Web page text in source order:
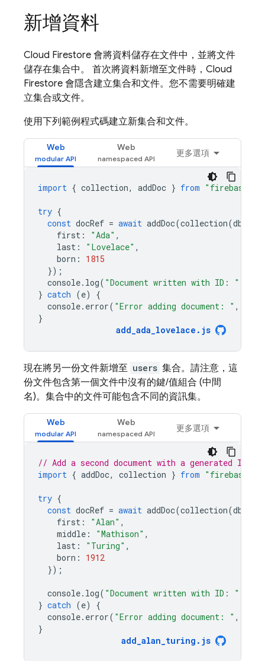
新增資料
Cloud Firestore 會將資料儲存在文件中，並將文件
儲存在集合中。 首次將資料新增至文件時， Cloud
Firestore 會隱含建立集合和文件。您不需要明確建
立集合或文件。
使用下列範例程式碼建立新集合和文件。
Web Web
更多選項
import { collection, addDoc } from "firebase/
try {
const docRef = await addDoc(collection(db
first : "Ada" ,
last : "Lovelace" ,
born :
1815
});
console. log( "Document written with ID: "
} catch (e)
{
console. error( "Error adding document: " ,
}
add_ada_lovelace . js
現在將另一份文件新增至 users 集合。請注意，這
份文件包含第一個文件中沒有的鍵/值組合 (中間
名)。集合中的文件可能包含不同的資訊集。
Web Web
更多選項
// Add a second document with a generated ID.
import { addDoc, collection } from "firebase/
try {
const docRef = await addDoc(collection(db
first : "Alan" ,
middle : "Mathison" ,
last : "Turing" ,
born :
1912
});
console. log( "Document written with ID: "
} catch (e)
{
console. error( "Error adding document: " ,
}
add_alan_turing . js